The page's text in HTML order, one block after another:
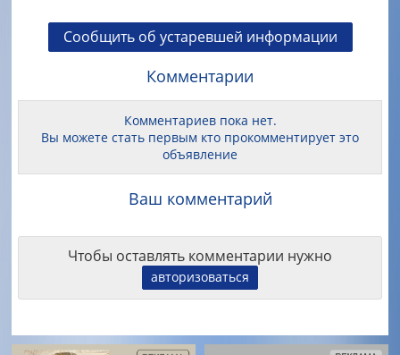
Сообщить об устаревшей информации
Комментарии
Комментариев пока нет.
Вы можете стать первым кто прокомментирует это
объявление
Ваш комментарий
Чтобы оставлять комментарии нужно
авторизоваться